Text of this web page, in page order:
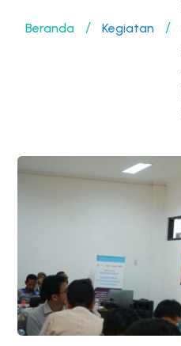
Beranda / Kegiatan /